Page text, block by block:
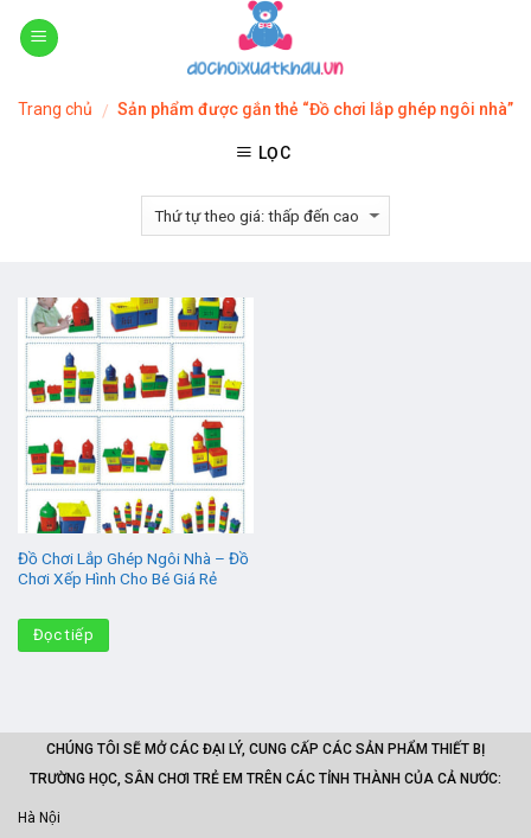
Skip
Trang chủ / Sản phẩm được gắn thẻ “Đồ chơi lắp ghép ngôi nhà”
LỌC
Đồ Chơi Lắp Ghép Ngôi Nhà – Đồ
Chơi Xếp Hình Cho Bé Giá Rẻ
Đọc tiếp
CHÚNG TÔI SẼ MỞ CÁC ĐẠI LÝ, CUNG CẤP CÁC SẢN PHẨM THIẾT BỊ
TRƯỜNG HỌC, SÂN CHƠI TRẺ EM TRÊN CÁC TỈNH THÀNH CỦA CẢ NƯỚC:
Hà Nội